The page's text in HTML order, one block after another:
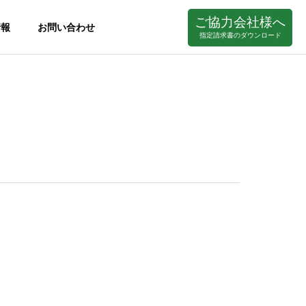
お問い合わせ ご協力会社様へ
指定請求書のダウンロード